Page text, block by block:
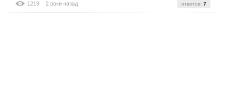
ответов: 7
1219 2 роки назад